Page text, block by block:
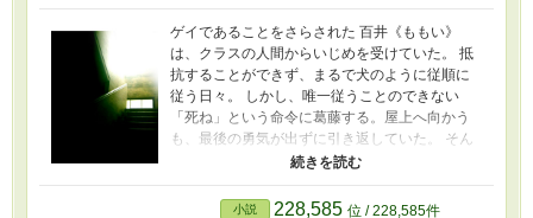
ゲイであることをさらされた 百井《ももい》
は、クラスの人間からいじめを受けていた。 抵
抗することができず、まるで犬のように従順に
従う日々。 しかし、唯一従うことのできない
「死ね」という命令に葛藤する。屋上へ向かう
も、最後の勇気が出ずに引き返していた。 そん
ななか、突然話しかけてきた不良の 関口聖《せ
と迫られてしまう──。
小説 228,585 位 / 228,585件